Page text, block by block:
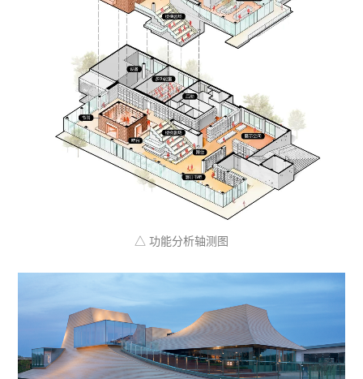
△ 功能分析轴测图